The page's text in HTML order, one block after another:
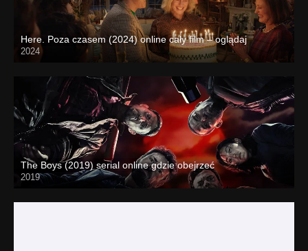
Here. Poza czasem (2024) online cały film – oglądaj
2024
The Boys (2019) serial online gdzie obejrzeć
2019